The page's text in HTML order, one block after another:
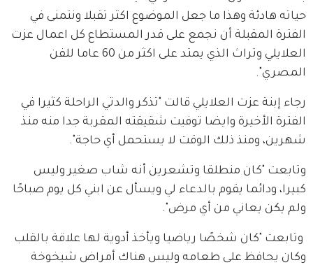
حياته هادئة وهذا ما جعل الموضوع اكثر تقبلا ونتمنى في
الفترة المقبلة أن نجمع على قدر المستطاع كل اعمال عزت
العلايلي وتراث الذي يمتد على اكثر من 60 عاما للفن
المصري".
رجاء إبنة عزت العلايلي قالت "تذكر والدتي الراحلة كثيرا في
الفترة الأخيرة وايضا توفيت شقيقته المقربة جدا منه منذ
شهرين، ومنذ ذلك الوقت لا يستحمل أي حاجة".
وتابعت "كان منطلقا وتشعرين أنه شاب صغير وليس
كبيرا، ودائما يقوم بالدعاء لي ويسأل عن ابني كل يوم صباحًا
ولم يكن يعاني من أي مرض".
وتابعت "كان شخصًا رياضيا ويأخذ أدوية لها علاقة بالقلب
وكان يحافظ على طعامه وليس هناك أمراض شيخوخة